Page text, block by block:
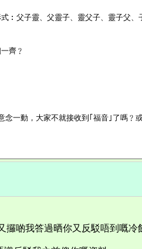
父子靈、父靈子、靈父子、靈子父、
齊﹖
一動，大家不就接收到｢福音｣了嗎﹖
啲我答過晒你又反駁唔到嘅